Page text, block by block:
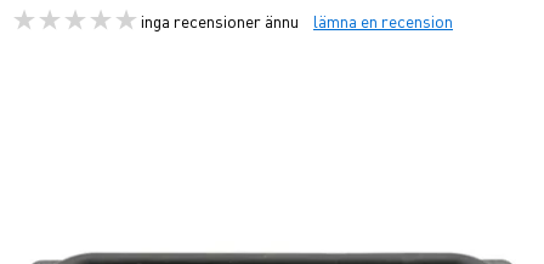
inga recensioner ännu lämna en recension